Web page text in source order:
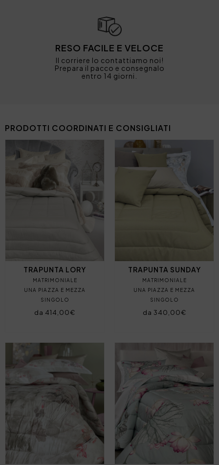
RESO FACILE E VELOCE
Il corriere lo contattiamo noi!
Prepara il pacco e consegnalo
entro 14 giorni.
PRODOTTI COORDINATI E CONSIGLIATI
TRAPUNTA LORY
MATRIMONIALE
UNA PIAZZA E MEZZA
SINGOLO
da 414,00€
TRAPUNTA SUNDAY
MATRIMONIALE
UNA PIAZZA E MEZZA
SINGOLO
da 340,00€